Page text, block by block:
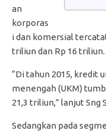
an
korporas
i dan komersial
triliun dan Rp 16 triliun.
“Di tahun 2015, kredit
menengah (UKM)
21,3 triliun,” lanjut Sng
Sedangkan pada